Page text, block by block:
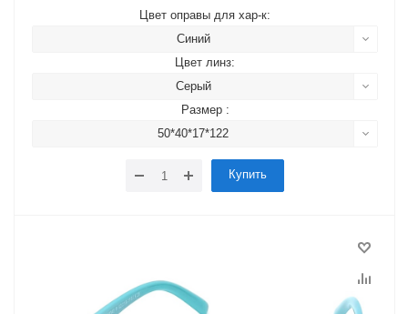
Цвет оправы для хар-к:
Синий
Цвет линз:
Серый
Размер :
50*40*17*122
Купить